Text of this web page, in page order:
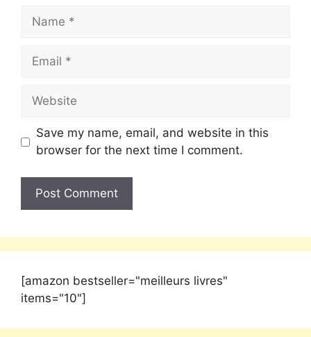
Save my name, email, and website in this
browser for the next time I comment.
[amazon bestseller="meilleurs livres"
items="10"]